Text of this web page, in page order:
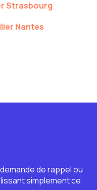
Strasbourg
Nantes
de rappel ou
simplement ce